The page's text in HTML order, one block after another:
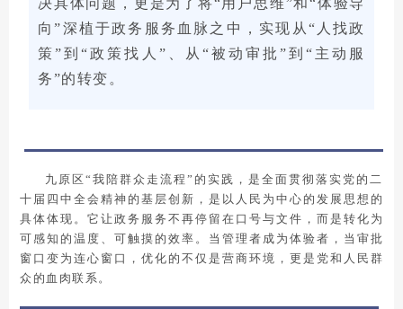
决具体问题，更是为了将“用户思维”和“体验导
向”深植于政务服务血脉之中，实现从“人找政
策”到“政策找人”、从“被动审批”到“主动服
务”的转变。
九原区“我陪群众走流程”的实践，是全面贯彻落实党的二
十届四中全会精神的基层创新，是以人民为中心的发展思想的
具体体现。它让政务服务不再停留在口号与文件，而是转化为
可感知的温度、可触摸的效率。当管理者成为体验者，当审批
窗口变为连心窗口，优化的不仅是营商环境，更是党和人民群
众的血肉联系。